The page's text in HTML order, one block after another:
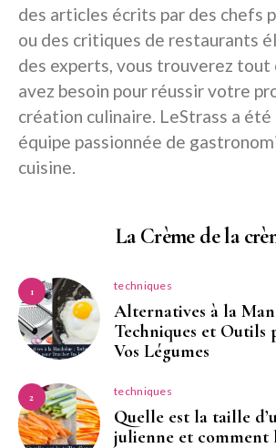
des articles écrits par des chefs
ou des critiques de restaurants
des experts, vous trouverez tout
avez besoin pour réussir votre
création culinaire. LeStrass a été
équipe passionnée de
cuisine.
La Crème de la
1 techniques
Alternatives à la
Techniques et Outils
Vos Légumes
2 techniques
Quelle est la taille
julienne et comment